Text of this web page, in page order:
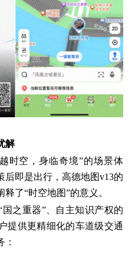
解
时空，身临奇境”的场景体
后即是出行，高德地图v13的
了“时空地图”的意义。
之重器”、自主知识产权的
提供更精细化的车道级交通